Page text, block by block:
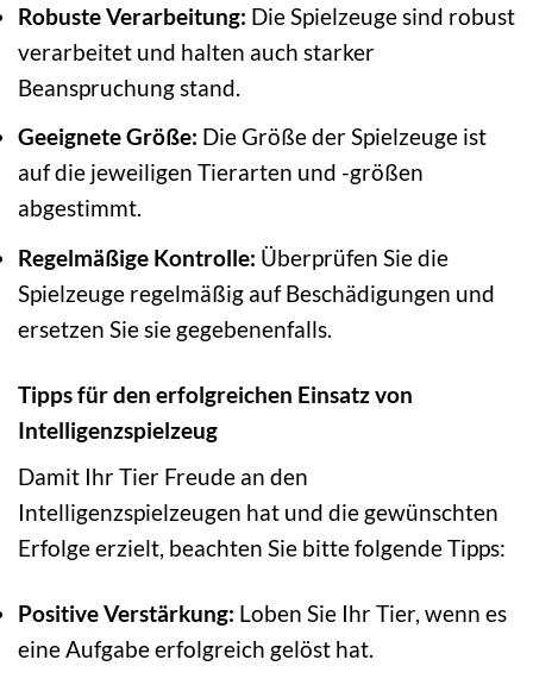
Robuste Verarbeitung: Die Spielzeuge sind robust
verarbeitet und halten auch starker
Beanspruchung stand.
Geeignete Größe: Die Größe der Spielzeuge ist
auf die jeweiligen Tierarten und -größen
abgestimmt.
Regelmäßige Kontrolle: Überprüfen Sie die
Spielzeuge regelmäßig auf Beschädigungen und
ersetzen Sie sie gegebenenfalls.
Tipps für den erfolgreichen Einsatz von
Intelligenzspielzeug
Damit Ihr Tier Freude an den
Intelligenzspielzeugen hat und die gewünschten
Erfolge erzielt, beachten Sie bitte folgende Tipps:
Positive Verstärkung: Loben Sie Ihr Tier, wenn es
eine Aufgabe erfolgreich gelöst hat.